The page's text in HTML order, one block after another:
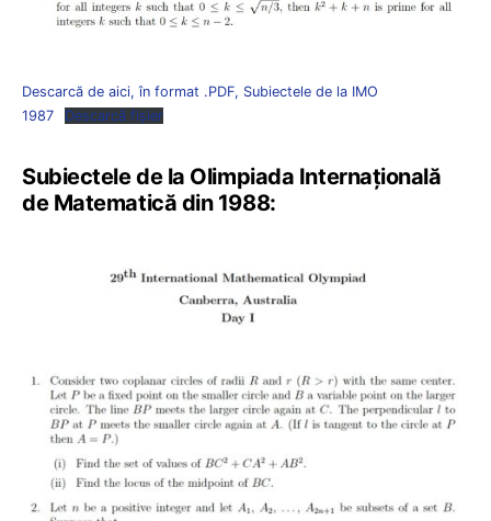
Descarcă de aici, în format .PDF, Subiectele de la IMO
1987
Descarcă fișier
Subiectele de la Olimpiada Internațională
de Matematică din 1988: